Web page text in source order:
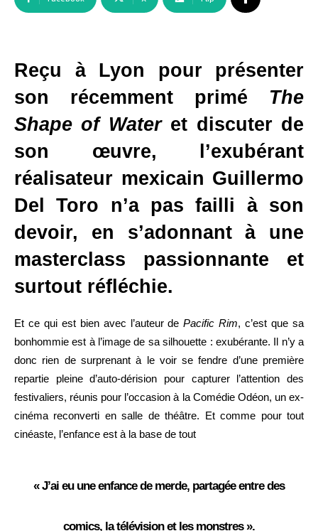
Reçu à Lyon pour présenter
son récemment primé The
Shape of Wateret discuter de
son œuvre, l’exubérant
réalisateur mexicain Guillermo
Del Toro n’a pas failli à son
devoir, en s’adonnant à une
masterclass passionnante et
surtout réfléchie.
Et ce qui est bien avec l’auteur dePacific Rim, c’est que sa
bonhommie est à l’image de sa silhouette : exubérante. Il n’y a
donc rien de surprenant à le voir se fendre d’une première
repartie pleine d’auto-dérision pour capturer l’attention des
festivaliers, réunis pour l’occasion à la Comédie Odéon, un ex-
cinéma reconverti en salle de théâtre. Et comme pour tout
cinéaste, l’enfance est à la base de tout
« J’ai eu une enfance de merde, partagée entre des
comics, la télévision et les monstres ».